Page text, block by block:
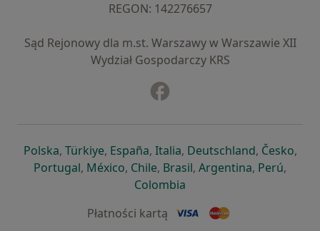
REGON: ⁠142276657
Sąd Rejonowy dla m.st. Warszawy w Warszawie XII
Wydział Gospodarczy KRS
Polskaotwiera się w nowej karcie
, Türkiyeotwiera się w nowej karcie
, Españaotwiera się w nowej karcie
, Italiaotwiera się w nowej
, Deutschlandotwiera się
, Česko,
Portugalotwiera się w nowej karcie
, Méxicootwiera się w nowej karcie
, Chileotwiera się w nowej karcie
, Brasilotwiera się w nowej
, Argentinaotwiera się
, Perú,
Colombia
Płatności kartą